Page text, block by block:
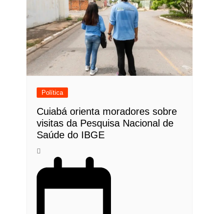
Política
Cuiabá orienta moradores sobre
visitas da Pesquisa Nacional de
Saúde do IBGE